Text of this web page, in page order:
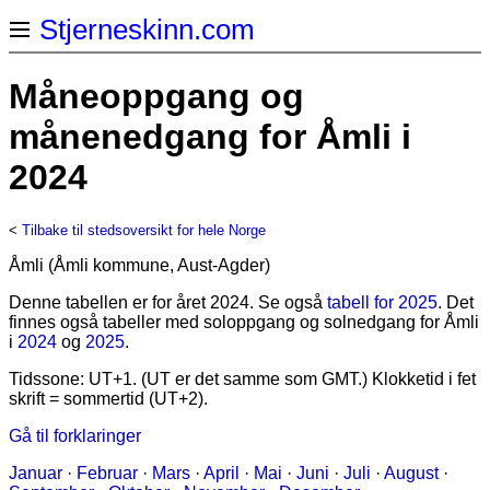
Stjerneskinn.com
Måneoppgang og
månenedgang for Åmli i
2024
< Tilbake til stedsoversikt for hele Norge
Åmli (Åmli kommune, Aust-Agder)
Denne tabellen er for året 2024. Se også tabell for 2025. Det
finnes også tabeller med soloppgang og solnedgang for Åmli
i 2024 og 2025.
Tidssone: UT+1. (UT er det samme som GMT.) Klokketid i fet
skrift = sommertid (UT+2).
Gå til forklaringer
Januar · Februar · Mars · April · Mai · Juni · Juli · August·